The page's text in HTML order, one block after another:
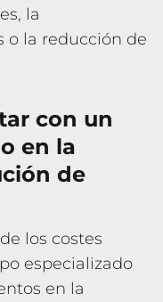
la
o la reducción de
con un
en la
de
los costes
especializado
en la